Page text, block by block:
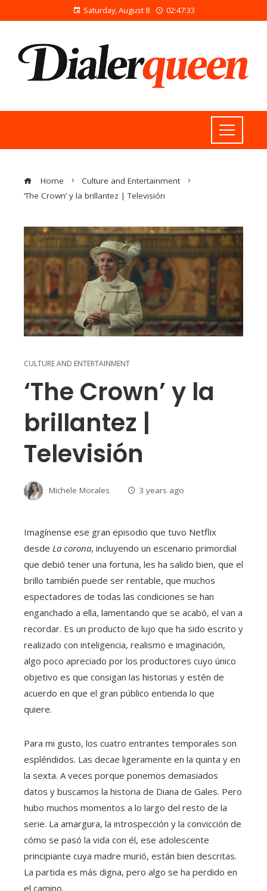
Saturday, August 8 02:47:33
Home
Culture and Entertainment
‘The Crown’ y la brillantez | Televisión
CULTURE AND ENTERTAINMENT
‘The Crown’ y la
brillantez |
Televisión
Michele Morales 3 years ago
Imagínense ese gran episodio que tuvo Netflix
desde La corona, incluyendo un escenario primordial
que debió tener una fortuna, les ha salido bien, que el
brillo también puede ser rentable, que muchos
espectadores de todas las condiciones se han
enganchado a ella, lamentando que se acabó, el van a
recordar. Es un producto de lujo que ha sido escrito y
realizado con inteligencia, realismo e imaginación,
algo poco apreciado por los productores cuyo único
objetivo es que consigan las historias y estén de
acuerdo en que el gran público entienda lo que
quiere.
Para mi gusto, los cuatro entrantes temporales son
espléndidos. Las decae ligeramente en la quinta y en
la sexta. A veces porque ponemos demasiados
datos y buscamos la historia de Diana de Gales. Pero
hubo muchos momentos a lo largo del resto de la
serie. La amargura, la introspección y la convicción de
cómo se pasó la vida con él, ese adolescente
principiante cuya madre murió, están bien descritas.
La partida es más digna, pero algo se ha perdido en
el camino.